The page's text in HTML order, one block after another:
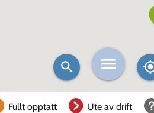
Fullt opptatt Ute av drift